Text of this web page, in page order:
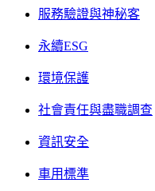
服務驗證與神秘客
永續ESG
環境保護
社會責任與盡職調查
資訊安全
車用標準